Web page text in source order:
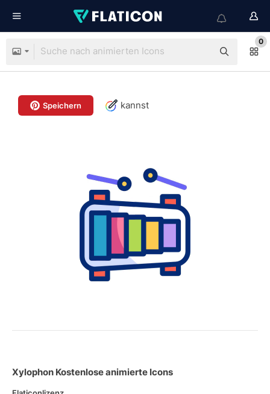
0
Speichern kannst
Xylophon Kostenlose animierte Icons